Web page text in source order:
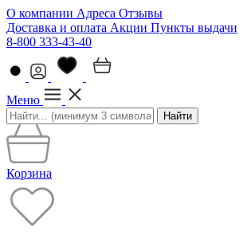
О компании Адреса Отзывы
Доставка и оплата Акции Пункты выдачи
8-800 333-43-40
Меню
Найти
Корзина